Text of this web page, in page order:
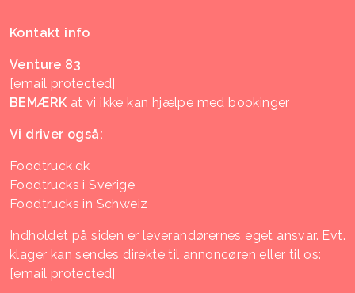
Kontakt info
Venture 83
[email protected]
BEMÆRK at vi ikke kan hjælpe med bookinger
Vi driver også:
Foodtruck.dk
Foodtrucks i Sverige
Foodtrucks in Schweiz
Indholdet på siden er leverandørernes eget ansvar. Evt.
klager kan sendes direkte til annoncøren eller til os:
[email protected]